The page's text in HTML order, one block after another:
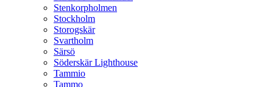
Stenkorpholmen
Stockholm
Storogskär
Svartholm
Särsö
Söderskär Lighthouse
Tammio
Tammo